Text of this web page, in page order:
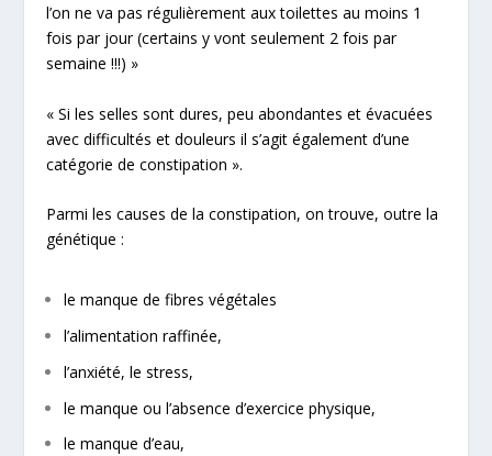
l’on ne va pas régulièrement aux toilettes au moins 1
fois par jour (certains y vont seulement 2 fois par
semaine !!!) »
« Si les selles sont dures, peu abondantes et évacuées
avec difficultés et douleurs il s’agit également d’une
catégorie de constipation ».
Parmi les causes de la constipation, on trouve, outre la
génétique :
le manque de fibres végétales
l’alimentation raffinée,
l’anxiété, le stress,
le manque ou l’absence d’exercice physique,
le manque d’eau,